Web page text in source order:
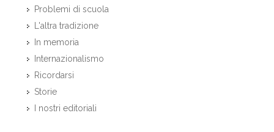
Problemi di scuola
L'altra tradizione
In memoria
Internazionalismo
Ricordarsi
Storie
I nostri editoriali